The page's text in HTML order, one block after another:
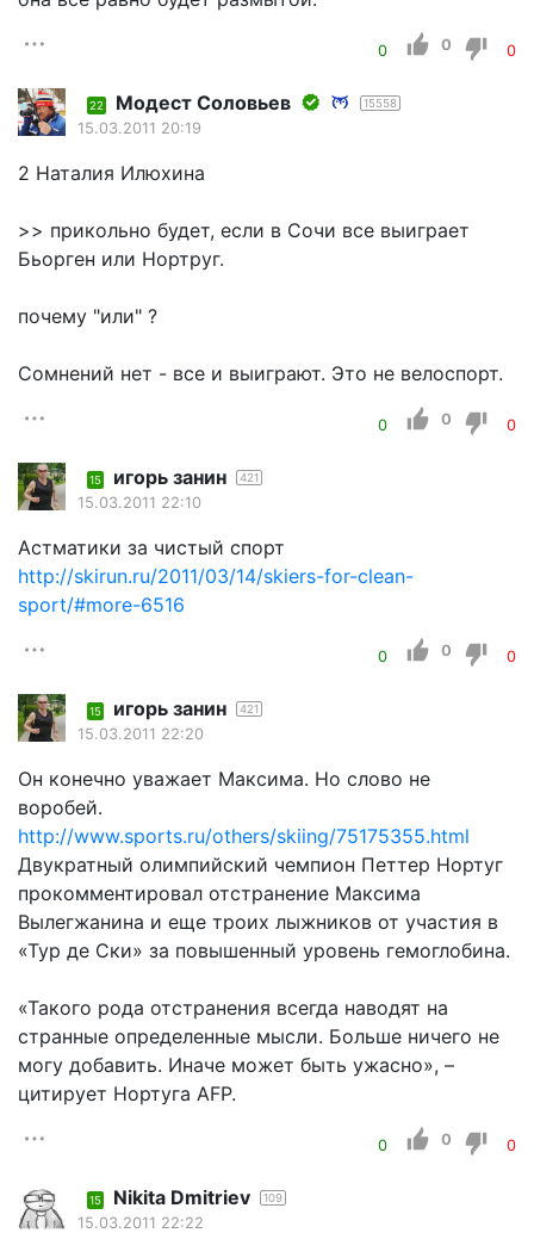
0 0 0
22 Модест Соловьев 15558
15.03.2011 20:19
2 Наталия Илюхина
>> прикольно будет, если в Сочи все выиграет
Бьорген или Нортруг.
почему "или" ?
Сомнений нет - все и выиграют. Это не велоспорт.
0 0 0
15 игорь занин 421
15.03.2011 22:10
Астматики за чистый спорт
http://skirun.ru/2011/03/14/skiers-for-clean-
sport/#more-6516
0 0 0
15 игорь занин 421
15.03.2011 22:20
Он конечно уважает Максима. Но слово не
воробей.
http://www.sports.ru/others/skiing/75175355.html
Двукратный олимпийский чемпион Петтер Нортуг
прокомментировал отстранение Максима
Вылегжанина и еще троих лыжников от участия в
«Тур де Ски» за повышенный уровень гемоглобина.
«Такого рода отстранения всегда наводят на
странные определенные мысли. Больше ничего не
могу добавить. Иначе может быть ужасно», –
цитирует Нортуга AFP.
0 0 0
15 Nikita Dmitriev 109
15.03.2011 22:22